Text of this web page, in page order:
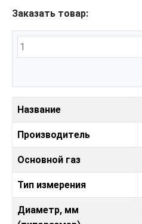
Заказать товар:
Название
Производитель
Основной газ
Тип измерения
Диаметр, мм